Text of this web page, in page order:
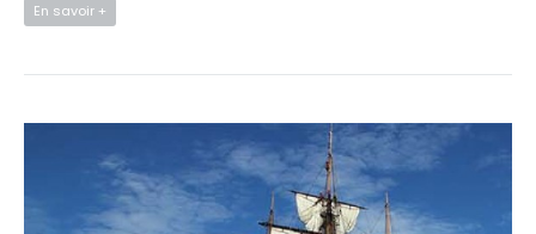
En savoir +